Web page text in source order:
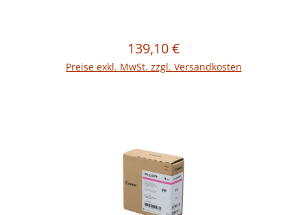
Regulärer Preis:
139,10 €
Preise exkl. MwSt. zzgl. Versandkosten
In den Warenkorb